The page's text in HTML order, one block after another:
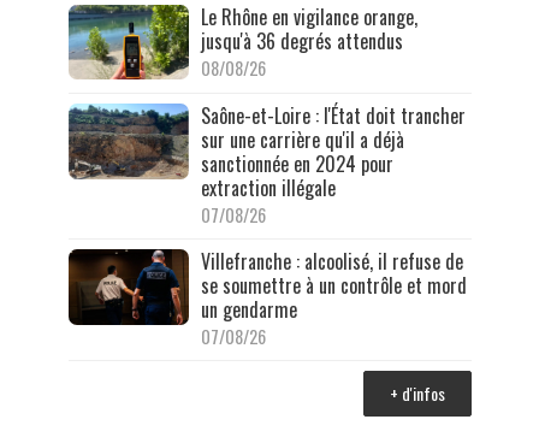
Le Rhône en vigilance orange,
jusqu'à 36 degrés attendus
08/08/26
Saône-et-Loire : l'État doit trancher
sur une carrière qu'il a déjà
sanctionnée en 2024 pour
extraction illégale
07/08/26
Villefranche : alcoolisé, il refuse de
se soumettre à un contrôle et mord
un gendarme
07/08/26
+ d'infos